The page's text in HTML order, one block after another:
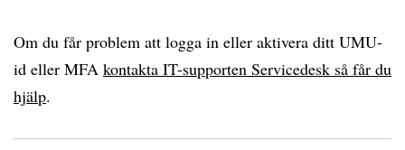
Om du får problem att logga in eller aktivera ditt UMU-
id eller MFA kontakta IT-supporten Servicedesk så får du
hjälp.